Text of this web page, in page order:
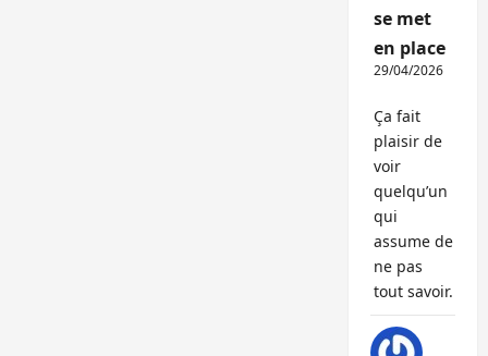
se met
en place
29/04/2026
Ça fait
plaisir de
voir
quelqu’un
qui
assume de
ne pas
tout savoir.